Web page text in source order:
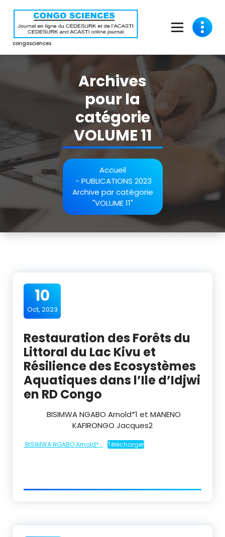
contenu
congosciences
Archives
pour la
catégorie
VOLUME 11
Accueil
- PUBLICATIONS 2023
Archive par catégorie
"VOLUME 11"
10
Oct, 2023
Restauration des Forêts du
Littoral du Lac Kivu et
Résilience des Ecosystèmes
Aquatiques dans l’Ile d’Idjwi
en RD Congo
BISIMWA NGABO Arnold*1 et MANENO
KAFIRONGO Jacques2
BISIMWA NGABO Arnold* , Télécharger